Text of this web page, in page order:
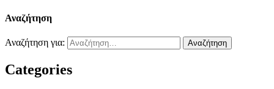
Αναζήτηση
Αναζήτηση για:
Categories